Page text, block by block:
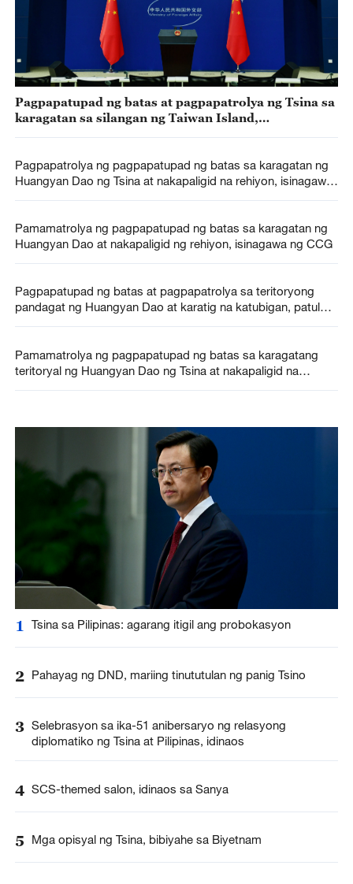
Pagpapatupad ng batas at pagpapatrolya ng Tsina sa
karagatan sa silangan ng Taiwan Island,
Pagpapatrolya ng pagpapatupad ng batas sa karagatan ng
Huangyan Dao ng Tsina at nakapaligid na rehiyon, isinagawa
Pamamatrolya ng pagpapatupad ng batas sa karagatan ng
Huangyan Dao at nakapaligid ng rehiyon, isinagawa ng CCG
Pagpapatupad ng batas at pagpapatrolya sa teritoryong
pandagat ng Huangyan Dao at karatig na katubigan, patuloy
Pamamatrolya ng pagpapatupad ng batas sa karagatang
teritoryal ng Huangyan Dao ng Tsina at nakapaligid na
1 Tsina sa Pilipinas: agarang itigil ang probokasyon
2 Pahayag ng DND, mariing tinututulan ng panig Tsino
3 Selebrasyon sa ika-51 anibersaryo ng relasyong
diplomatiko ng Tsina at Pilipinas, idinaos
4 SCS-themed salon, idinaos sa Sanya
5 Mga opisyal ng Tsina, bibiyahe sa Biyetnam